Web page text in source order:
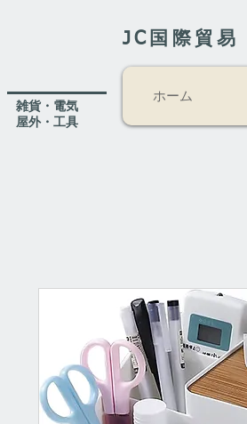
JC国際貿易
​雑貨・電気
​屋外・工具
ホーム